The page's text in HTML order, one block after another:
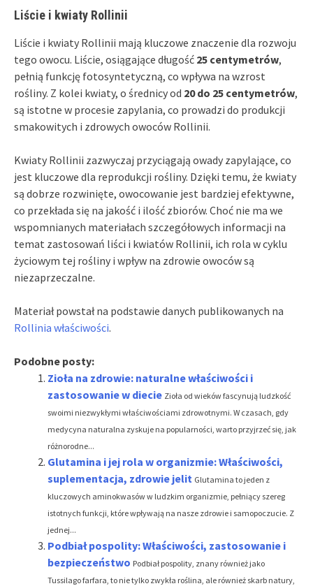
Liście i kwiaty Rollinii
Liście i kwiaty Rollinii mają kluczowe znaczenie dla rozwoju
tego owocu. Liście, osiągające długość 25 centymetrów,
pełnią funkcję fotosyntetyczną, co wpływa na wzrost
rośliny. Z kolei kwiaty, o średnicy od 20 do 25 centymetrów,
są istotne w procesie zapylania, co prowadzi do produkcji
smakowitych i zdrowych owoców Rollinii.
Kwiaty Rollinii zazwyczaj przyciągają owady zapylające, co
jest kluczowe dla reprodukcji rośliny. Dzięki temu, że kwiaty
są dobrze rozwinięte, owocowanie jest bardziej efektywne,
co przekłada się na jakość i ilość zbiorów. Choć nie ma we
wspomnianych materiałach szczegółowych informacji na
temat zastosowań liści i kwiatów Rollinii, ich rola w cyklu
życiowym tej rośliny i wpływ na zdrowie owoców są
niezaprzeczalne.
Materiał powstał na podstawie danych publikowanych na
Rollinia właściwości.
Podobne posty:
Zioła na zdrowie: naturalne właściwości i
zastosowanie w diecie Zioła od wieków fascynują ludzkość
swoimi niezwykłymi właściwościami zdrowotnymi. W czasach, gdy
medycyna naturalna zyskuje na popularności, warto przyjrzeć się, jak
różnorodne...
Glutamina i jej rola w organizmie: Właściwości,
suplementacja, zdrowie jelit Glutamina to jeden z
kluczowych aminokwasów w ludzkim organizmie, pełniący szereg
istotnych funkcji, które wpływają na nasze zdrowie i samopoczucie. Z
jednej...
Podbiał pospolity: Właściwości, zastosowanie i
bezpieczeństwo Podbiał pospolity, znany również jako
Tussilago farfara, to nie tylko zwykła roślina, ale również skarb natury,